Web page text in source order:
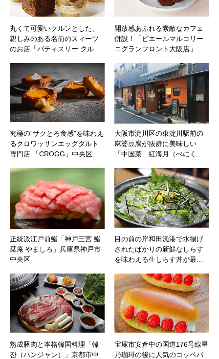
丸くて可愛いクルンとした、
親しみのある名前のスィーツ
のお店「パティスリー クル…
開放感あふれる素敵なカフェ
併設！「ピエールマルコリー
ニグランフロント大阪店」…
究極の“サクとろ食感”を味わえ
るクロワッサンエッグタルト
専門店 「CROGG」中央区…
大阪市淀川区の東淀川駅前の
麻婆豆腐が抜群に美味しい
「中国菜 紅海月（べにく…
正統派江戸前鮨「神戸三宮 鮨
栞庵 やましろ」兵庫県神戸市
中央区
目の前の岸和田漁港で水揚げ
されたばかりの新鮮なしらす
を味わえる生しらす丼が最…
熟成豚肉と本格韓国料理「韓
잔（ハンジャン）」京都市中
宝塚市安倉中の国道176号線星
乃珈琲の後に人気のコッペパ